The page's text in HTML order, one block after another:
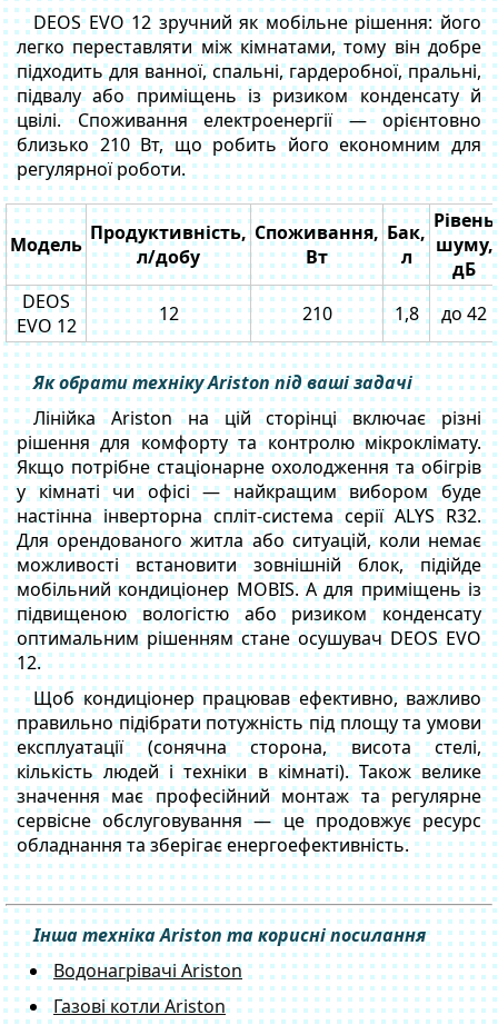
DEOS EVO 12 зручний як мобільне рішення: його
легко переставляти між кімнатами, тому він добре
підходить для ванної, спальні, гардеробної, пральні,
підвалу або приміщень із ризиком конденсату й
цвілі. Споживання електроенергії — орієнтовно
близько 210 Вт, що робить його економним для
регулярної роботи.
Модель Продуктивність,
л/добу
Споживання,
Вт
Бак,
л
Рівень
шуму,
дБ
DEOS
EVO 12
12 210 1,8 до 42
Як обрати техніку Ariston під ваші задачі
Лінійка Ariston на цій сторінці включає різні
рішення для комфорту та контролю мікроклімату.
Якщо потрібне стаціонарне охолодження та обігрів
у кімнаті чи офісі — найкращим вибором буде
настінна інверторна спліт-система серії ALYS R32.
Для орендованого житла або ситуацій, коли немає
можливості встановити зовнішній блок, підійде
мобільний кондиціонер MOBIS. А для приміщень із
підвищеною вологістю або ризиком конденсату
оптимальним рішенням стане осушувач DEOS EVO
12.
Щоб кондиціонер працював ефективно, важливо
правильно підібрати потужність під площу та умови
експлуатації (сонячна сторона, висота стелі,
кількість людей і техніки в кімнаті). Також велике
значення має професійний монтаж та регулярне
сервісне обслуговування — це продовжує ресурс
обладнання та зберігає енергоефективність.
Інша техніка Ariston та корисні посилання
Водонагрівачі Ariston
Газові котли Ariston